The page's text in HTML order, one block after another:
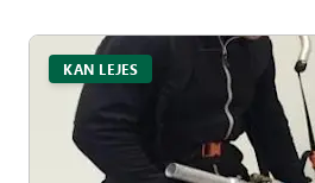
KAN LEJES